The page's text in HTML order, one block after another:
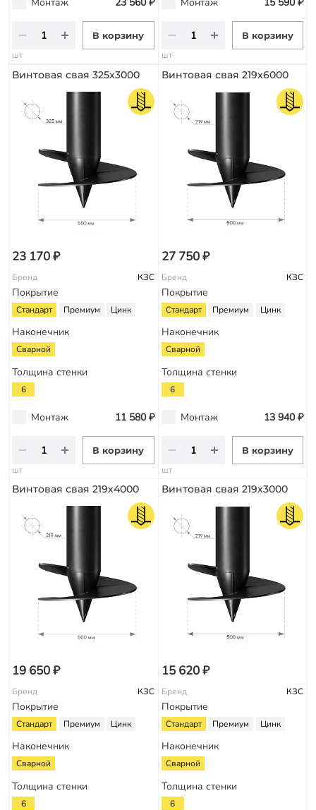
В корзину
шт
В корзину
шт
Винтовая свая 325х3000
23 170 ₽
Бренд КЗС
Покрытие
Стандарт Премиум Цинк
Наконечник
Сварной
Толщина стенки
6
Монтаж 11 580 ₽
В корзину
шт
Винтовая свая 219х6000
27 750 ₽
Бренд КЗС
Покрытие
Стандарт Премиум Цинк
Наконечник
Сварной
Толщина стенки
6
Монтаж 13 940 ₽
В корзину
шт
Винтовая свая 219х4000
19 650 ₽
Бренд КЗС
Покрытие
Стандарт Премиум Цинк
Наконечник
Сварной
Толщина стенки
6
Винтовая свая 219х3000
15 620 ₽
Бренд КЗС
Покрытие
Стандарт Премиум Цинк
Наконечник
Сварной
Толщина стенки
6